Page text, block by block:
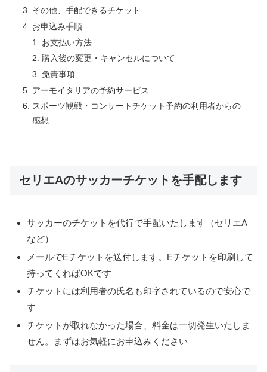
その他、手配できるチケット
お申込み手順
お支払い方法
購入後の変更・キャンセルについて
免責事項
アーモイタリアの予約サービス
スポーツ観戦・コンサートチケット予約の利用者からの
感想
セリエAのサッカーチケットを手配します
サッカーのチケットを代行で手配いたします（セリエA
など）
メールでEチケットを送付します。Eチケットを印刷して
持ってくればOKです
チケットには利用者の氏名も印字されているので安心で
す
チケットが取れなかった場合、料金は一切発生いたしま
せん。まずはお気軽にお申込みください